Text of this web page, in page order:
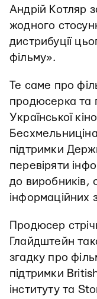
Андрій Котляр
жодного
дистрибуції
фільму».
Те саме про
продюсерка та
Української
підтримки
перевіряти
до виробників,
інформаційних
Продюсер
Глайдштейн
згадку про
підтримки
інституту та